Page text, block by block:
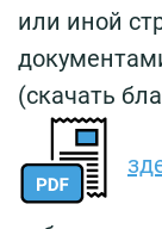
или иной
(скачать